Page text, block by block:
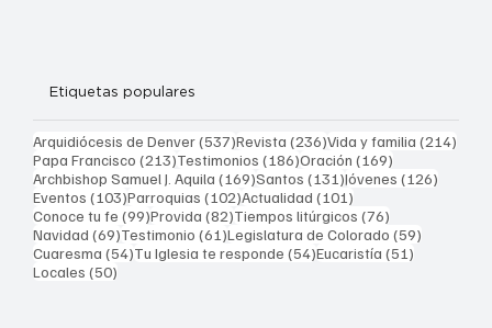
Etiquetas populares
Arquidiócesis de Denver(537)537 entradas
Revista (236)236 entradas
Vida y familia (214)
Papa Francisco (213)213 entradas
Testimonios (186)186 entradas
Oración (169)
Archbishop Samuel J. Aquila (169)169 entradas
Santos (131)131 entradas
Jóvenes (126)
Eventos (103)103 entradas
Parroquias (102)102 entradas
Actualidad (101)
Conoce tu fe (99)99 entradas
Provida (82)82 entradas
Tiempos litúrgicos (76)
Navidad (69)69 entradas
Testimonio (61)61 entradas
Legislatura de Colorado (59)
Cuaresma (54)54 entradas
Tu Iglesia te responde (54)54 entradas
Eucaristía (51)
Locales (50)